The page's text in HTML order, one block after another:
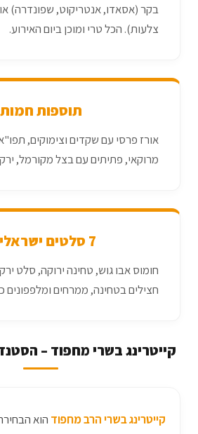
בקר (אסאדו, אנטריקוט, שפונדרה)
צלעות). הכל טרי ומוכן ביום האירוע.
תוספות חמות
אורז פרסי עם שקדים וצימוקים,
מרוקאי, פתיתים עם בצל מקורמל,
7 סלטים ישראליים
חומוס אבו גוש, טחינה ירוקה, סלט
חצילים בטחינה, ממרחים ומלפפונים
קייטרינג בשרי מחפוד –
קייטרינג בשרי הרב מחפוד הוא